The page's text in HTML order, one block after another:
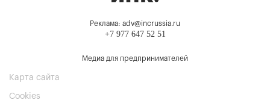
Реклама: adv@incrussia.ru
+7 977 647 52 51
Медиа для предпринимателей
Карта сайта
Cookies